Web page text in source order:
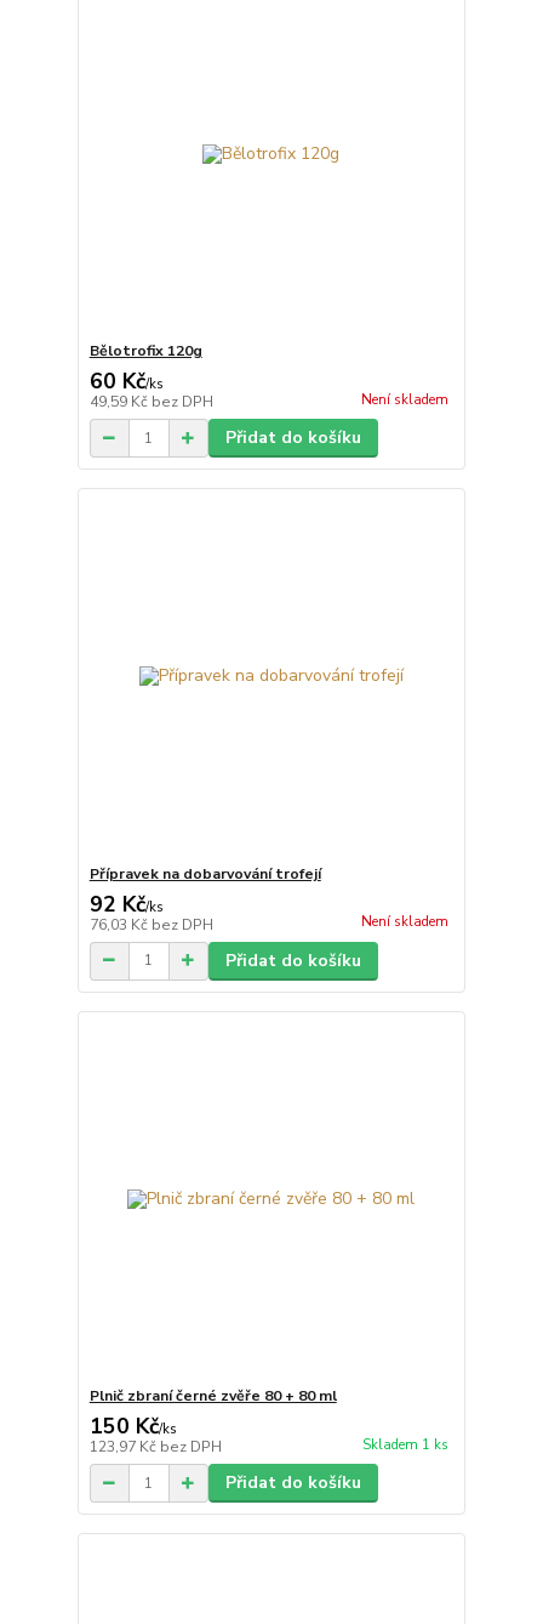
Bělotrofix 120g
60 Kč/ks
49,59 Kč bez DPH Není skladem
Přidat do košíku
Přípravek na dobarvování trofejí
92 Kč/ks
76,03 Kč bez DPH Není skladem
Přidat do košíku
Plnič zbraní černé zvěře 80 + 80 ml
150 Kč/ks
123,97 Kč bez DPH Skladem 1 ks
Přidat do košíku